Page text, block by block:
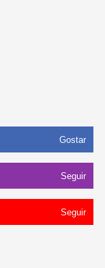
Gostar
Seguir
Seguir